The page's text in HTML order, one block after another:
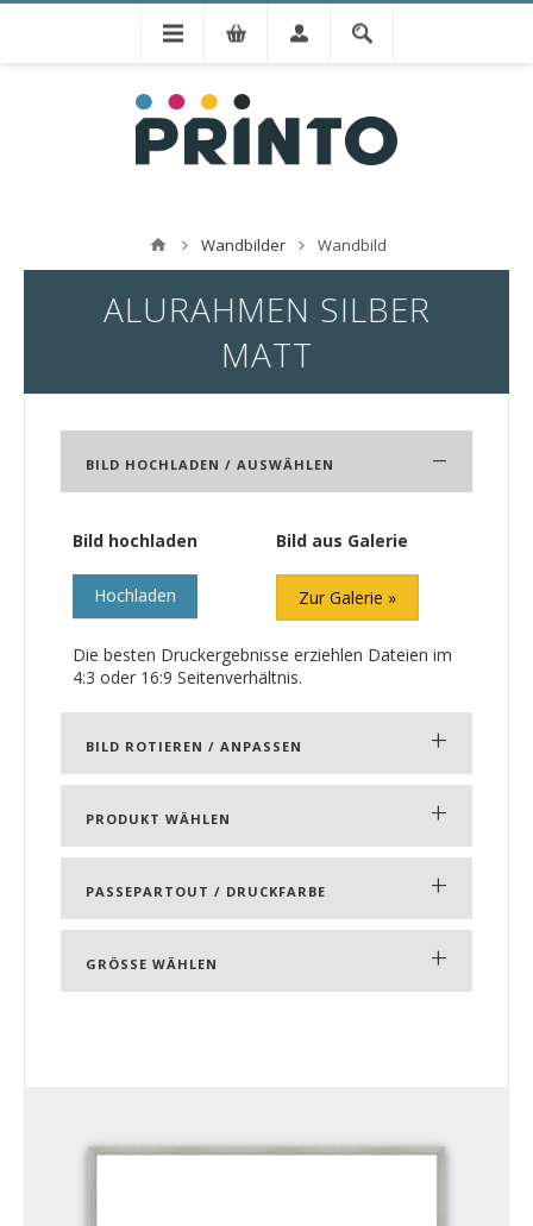
Wandbilder Wandbild
ALURAHMEN SILBER
MATT
BILD HOCHLADEN / AUSWÄHLEN –
Bild hochladen
Hochladen
Bild aus Galerie
Zur Galerie
Die besten Druckergebnisse erziehlen Dateien im
4:3 oder 16:9 Seitenverhältnis.
BILD ROTIEREN / ANPASSEN +
PRODUKT WÄHLEN +
PASSEPARTOUT / DRUCKFARBE +
GRÖSSE WÄHLEN +